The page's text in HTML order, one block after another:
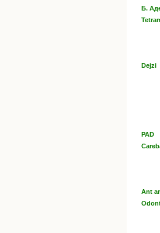
Б.
Dejzi
PAD
Ant